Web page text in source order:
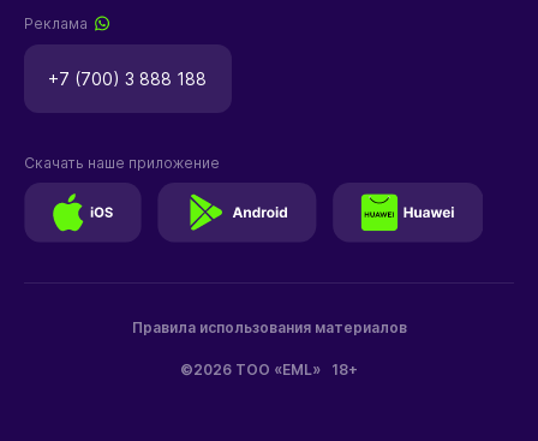
Реклама
+7 (700) 3 888 188
©2026 ТОО «EML» 18+
Правила использования материалов
Скачать наше приложение